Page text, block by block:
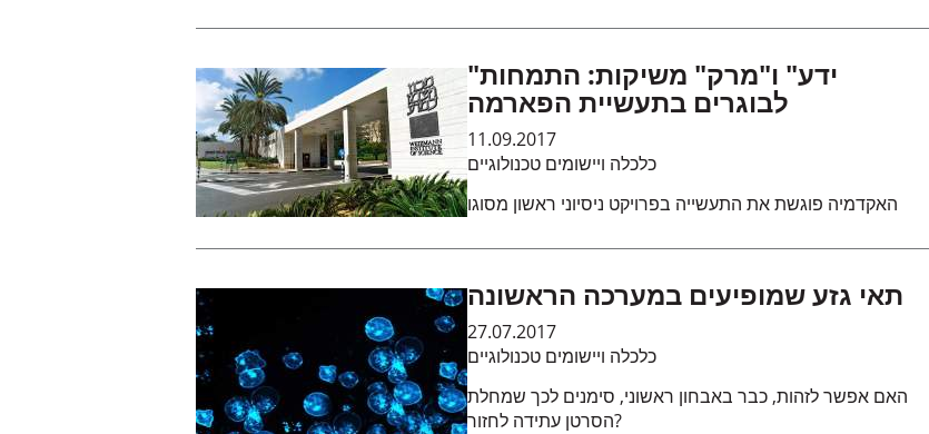
"ידע" ו"מרק" משיקות: התמחות
לבוגרים בתעשיית הפארמה
11.09.2017
כלכלה ויישומים טכנולוגיים
האקדמיה פוגשת את התעשייה בפרויקט ניסיוני ראשון מסוגו
תאי גזע שמופיעים במערכה הראשונה
27.07.2017
כלכלה ויישומים טכנולוגיים
האם אפשר לזהות, כבר באבחון ראשוני, סימנים לכך שמחלת
הסרטן עתידה לחזור?